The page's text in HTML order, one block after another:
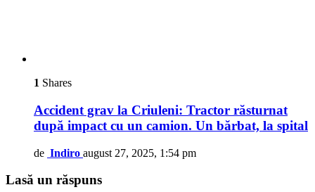
1 Shares
Accident grav la Criuleni: Tractor răsturnat
după impact cu un camion. Un bărbat, la spital
de Indiro august 27, 2025, 1:54 pm
Lasă un răspuns